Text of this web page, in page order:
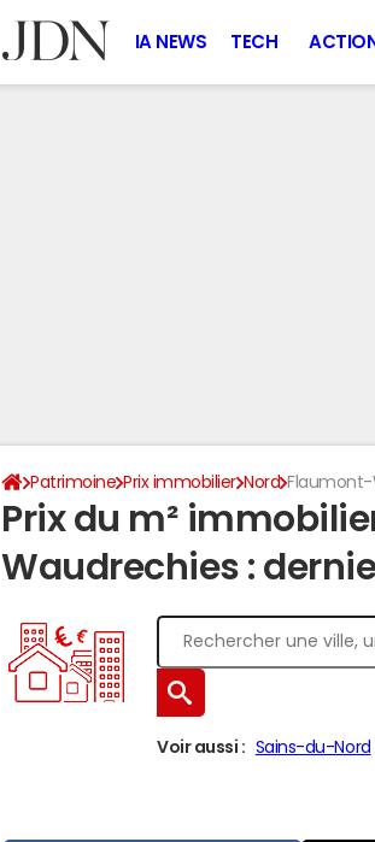
IA NEWS TECH
Patrimoine Prix immobilier Nord Flaumont-
Prix du m²
Waudrechies :
Voir aussi : Sains-du-Nord